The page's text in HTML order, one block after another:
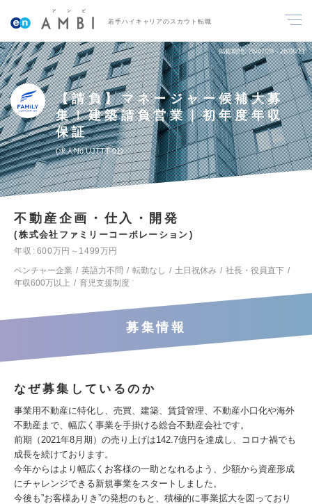
若手ハイキャリアのスカウト転職
掲載期間 26/07/29～26/08/11
【請負】マネージャー候補大募
集！建築請負営業｜初年度年収
保証
求人No.UJTTT-01
不動産企画・仕入・開発
株式会社ファミリーコーポレーション
年収
600万円～1499万円
ベンチャー企業
英語力不問 転勤なし 土日祝休み
社長・役員直下
年収600万以上
育児支援制度
募集情報
なぜ募集しているのか
事業用不動産に特化し、売買、建築、賃貸管理、不動産小口化や海外
不動産まで、幅広く事業を手掛ける総合不動産会社です。
前期（2021年8月期）の売り上げは142.7億円を達成し、コロナ禍でも
成長を続けております。
今年からはより幅広くお客様の一助となれるよう、少額から資産形成
にチャレンジできる新規事業をスタートしました。
今後も”お客様ありき”の発想のもと、積極的に事業拡大を図っており